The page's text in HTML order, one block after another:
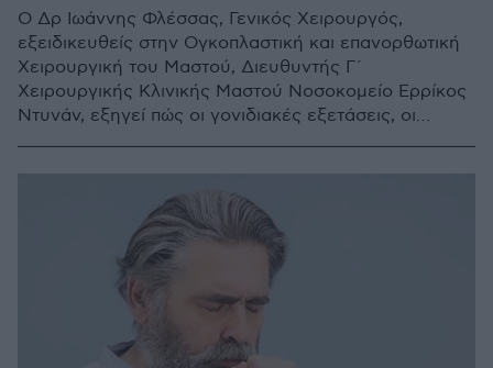
Ο Δρ Ιωάννης Φλέσσας, Γενικός Χειρουργός,
εξειδικευθείς στην Ογκοπλαστική και επανορθωτική
Χειρουργική του Μαστού, Διευθυντής Γ΄
Χειρουργικής Κλινικής Μαστού Νοσοκομείο Ερρίκος
Ντυνάν, εξηγεί πώς οι γονιδιακές εξετάσεις, οι